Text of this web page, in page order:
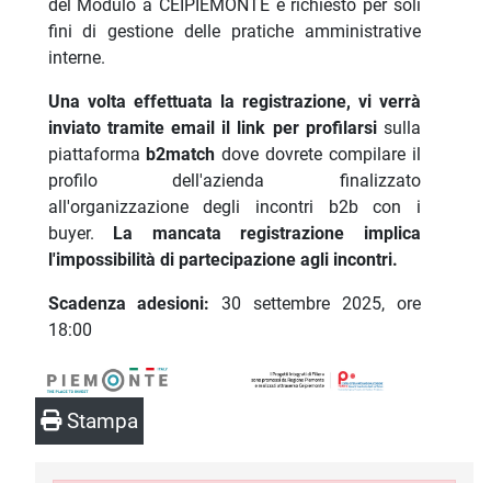
del Modulo a CEIPIEMONTE è richiesto per soli
fini di gestione delle pratiche amministrative
interne.
Una volta effettuata la registrazione, vi verrà
inviato tramite email il link per profilarsisulla
piattaforma b2matchdove dovrete compilare il
profilo dell'azienda finalizzato
all'organizzazione degli incontri b2b con i
buyer.
La mancata registrazione implica
l'impossibilità di partecipazione agli incontri.
Scadenza adesioni: 30 settembre 2025, ore
18:00
Stampa